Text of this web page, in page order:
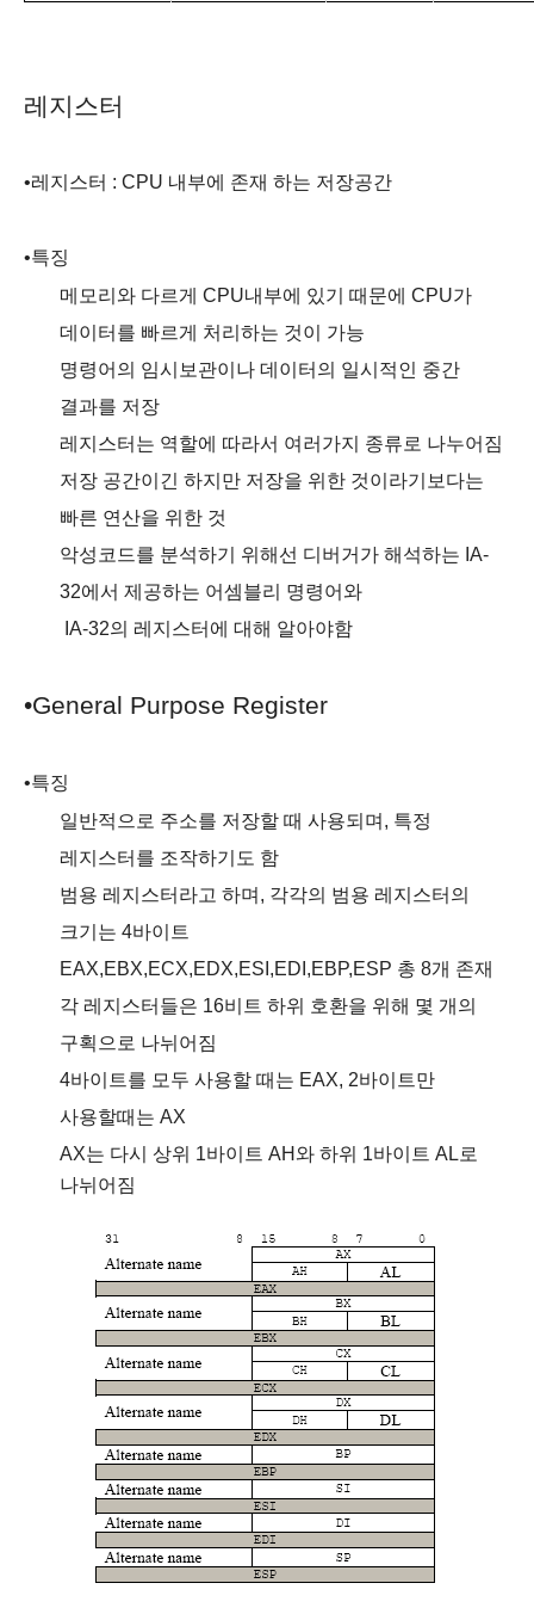
레지스터
•레지스터 : CPU 내부에 존재 하는 저장공간
•특징
메모리와 다르게 CPU내부에 있기 때문에 CPU가
데이터를 빠르게 처리하는 것이 가능
명령어의 임시보관이나 데이터의 일시적인 중간
결과를 저장
레지스터는 역할에 따라서 여러가지 종류로 나누어짐
저장 공간이긴 하지만 저장을 위한 것이라기보다는
빠른 연산을 위한 것
악성코드를 분석하기 위해선 디버거가해석하는 IA-
32에서 제공하는 어셈블리 명령어와
IA-32의 레지스터에 대해 알아야함
•General Purpose Register
•특징
일반적으로 주소를 저장할 때 사용되며 , 특정
레지스터를 조작하기도 함
범용 레지스터라고 하며 , 각각의 범용 레지스터의
크기는 4바이트
EAX,EBX,ECX,EDX,ESI,EDI,EBP,ESP 총 8개 존재
각 레지스터들은 16비트 하위 호환을 위해 몇 개의
구획으로 나뉘어짐
4바이트를 모두 사용할 때는 EAX, 2바이트만
사용할때는 AX
AX는 다시 상위 1바이트 AH 와 하위 1바이트 AL 로
나뉘어짐